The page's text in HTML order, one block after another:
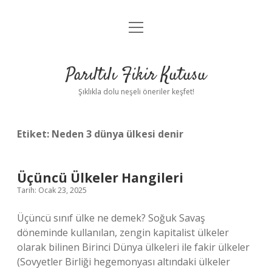
Anasayfa
Yasal Uyarı
menüyü
Parıltılı Fikir Kutusu
Şıklıkla dolu neşeli öneriler keşfet!
Etiket: Neden 3 dünya ülkesi denir
Üçüncü Ülkeler Hangileri
Tarih: Ocak 23, 2025
Üçüncü sınıf ülke ne demek? Soğuk Savaş
döneminde kullanılan, zengin kapitalist ülkeler
olarak bilinen Birinci Dünya ülkeleri ile fakir ülkeler
(Sovyetler Birliği hegemonyası altındaki ülkeler